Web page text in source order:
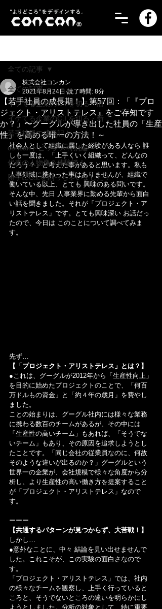
全ての記事
イケてる企業のC.I.を切る・旧
イケてる企業のC.I.を切る・新
若手社員の成長記！
concanトピックス特別編
代表の人物像＆体験談！
勝手にC.I.を創っちゃいました！
全ての記事
【若手社員の成長期！】第57回：「『プロ
ジェクト・アリストテレス』をご存知です
か？」〜グーグルが導き出した社員の「生産
性」を高める唯一の方法！～
株式会社コンカン
2021年8月24日 読了時間: 8分
社会人として組織に属した経験がある人なら 誰
しも一度は、「上手くいく組織って、どんなの
だろう？」と考えた事があると思います。私も
人事領域に携わった事はありませんが、組織で
働いている以上、とても 興味のある問いです。
そんな中、先日 人事業界に勤める先輩から面白
い話を聞きました。それが「プロジェクト・ア
リストテレス」です。とても興味深い お話だっ
たので、今日は このことについて調べてみま
す。
先ず…
【「プロジェクト・アリストテレス」とは？】
●これは、グーグルが2012年から「生産性向上」
を目的に始めたプロジェクトのことで、「何百
万ドルもの資金」と「約４年の歳月」を費やし
ました。
ことの始まりは、グーグル社内には様々な業務
に携わる数百のチームがあるが、その中には
「生産性の高いチーム」もあれば、「そうでな
いチーム」もあり、その原因を追求しようとし
たことです。「同じ会社の従業員なのに、何故
そのような違いが出るのか？」グーグルという
世界一の企業が、会社規模で様々な角度から分
析し、より生産性の高い働き方を提案すること
が「プロジェクト・アリストテレス」なので
す。
ーーー
【共通するパターンが見つからず、大苦戦！】
しかし…
●意外なことに、中々 結論を見い出せませんで
した。これこそが、この実験の面白さなので
す。
「プロジェクト・アリストテレス」では、社内
の様々なチームを観察し、上手く行っていると
ころと、そうでないところの違いを明らかにし
ようとしました。分析の対象として、特に重要